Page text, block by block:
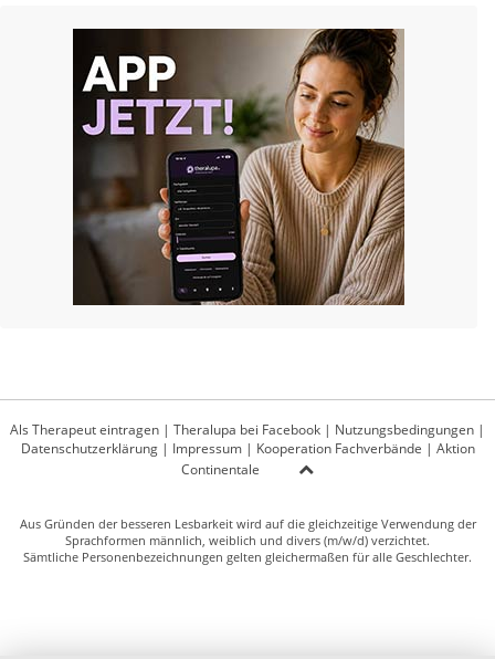
Als Therapeut eintragen | Theralupa bei Facebook | Nutzungsbedingungen |
Datenschutzerklärung| Impressum| Kooperation Fachverbände | Aktion
Continentale
Aus Gründen der besseren Lesbarkeit wird auf die gleichzeitige Verwendung der
Sprachformen männlich, weiblich und divers (m/w/d) verzichtet.
Sämtliche Personenbezeichnungen gelten gleichermaßen für alle Geschlechter.